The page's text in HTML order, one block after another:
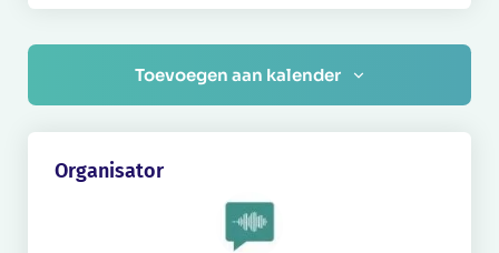
Toevoegen aan kalender
Organisator